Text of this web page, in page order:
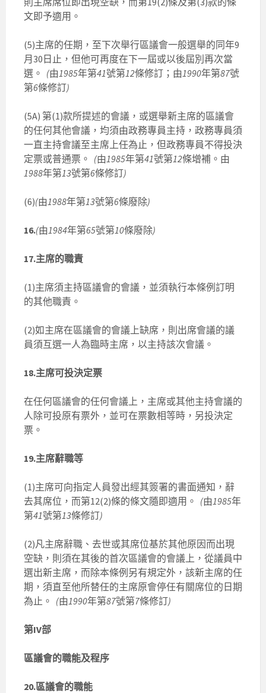
文即予適用。
(5)主席的任期，至下次舉行區議會一般選舉的同年9
月30日止，但他可再度在下一屆或以後屆別再次當
選。 (由1985年第41號第12條修訂；由1990年第87號
第6條修訂)
(5A) 第(1)款所提述的會議，或選舉新主席的區議會
的任何其他會議，均須由政務專員主持，政務專員須
一直主持會議至主席上任為止，但政務專員不得投決
定票或普通票。 (由1985年第41號第12條增補。由
1988年第13號第6條修訂)
(6)(由1988年第13號第6條廢除)
16.(由1984年第65號第10條廢除)
17.主席的職責
(1)主席須主持區議會的會議，並須執行本條例訂明
的其他職責。
(2)如主席在區議會的會議上缺席，則出席會議的議
員須互選一人為臨時主席，以主持該次會議。
18.主席可投決定票
在任何區議會的任何會議上，主席或其他主持會議的
人除可投原有票外，並可在票數相等時，另投決定
票。
19.主席辭職等
(1)主席可向指定人員發出經其簽署的書面通知，辭
去其席位，而第12(2)條的條文隨即適用。 (由1985年
第41號第13條修訂)
(2)凡主席辭職、去世或其席位基於其他原因而出現
空缺，則須在其後的首次區議會的會議上，從議員中
選出新主席，而除本條例另有規定外，該新主席的任
期，須直至他所替任的主席原會停任有關席位的日期
為止。 (由1990年第87號第7條修訂)
第IV部
區議會的職能及程序
20.區議會的職能